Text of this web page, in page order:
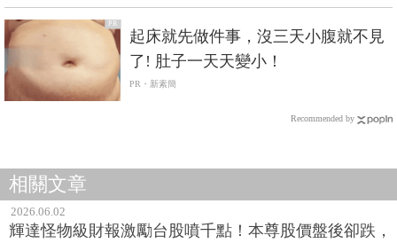
PR
起床就先做件事，沒三天小腹就不見
了! 肚子一天天變小！
PR・新素簡
Recommended by
相關文章
2026.06.02
輝達怪物級財報激勵台股噴千點！本尊股價盤後卻跌，